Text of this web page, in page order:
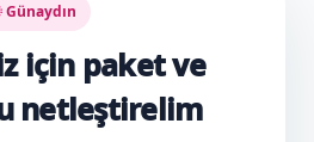
Günaydın
için paket ve
netleştirelim